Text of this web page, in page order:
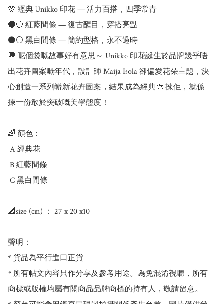
🌸 經典 Unikko 印花 — 活力百搭，四季常青
🔴🔵 紅藍間條 — 復古醒目，穿搭亮點
⚫⚪ 黑白間條 — 簡約型格，永不過時
💬 呢個袋嘅故事好有意思～ Unikko 印花誕生於品牌幾乎唔
出花卉圖案嘅年代，設計師 Maija Isola 卻偏愛花朵主題，決
心創造一系列嶄新花卉圖案，結果成為經典🎨 揀佢，就係
揀一份敢於突破嘅美學態度！
🌈 顏色：
📐size (cm) ： 27 x 20 x10
聲明：
* 貨品為平行進口正貨
* 所有帖文內容只作分享及參考用途。為免混淆視聽，所有
商標或版權均屬有關商品品牌商標的持有人，敬請留意。